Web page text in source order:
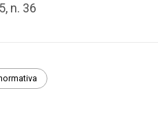
n. 36